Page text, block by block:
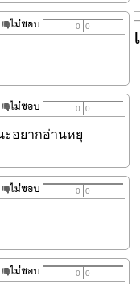
0 0
0 0
ะอยากอ่านหยุ
0 0
0 0